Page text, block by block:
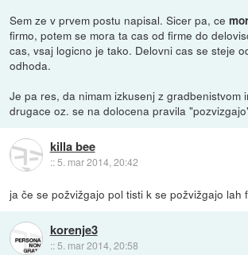
Sem ze v prvem postu napisal. Sicer pa, ce
firmo, potem se mora ta cas od firme do
cas, vsaj logicno je tako. Delovni cas se steje
odhoda.
Je pa res, da nimam izkusenj z gradbenistvom
drugace oz. se na dolocena pravila
killa bee
::5. mar 2014, 20:42
ja če se požvižgajo pol tisti k se požvižgajo lah
korenje3
:: 5. mar 2014, 20:58